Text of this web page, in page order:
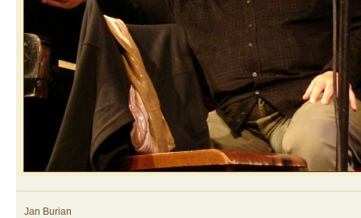
Jan Burian